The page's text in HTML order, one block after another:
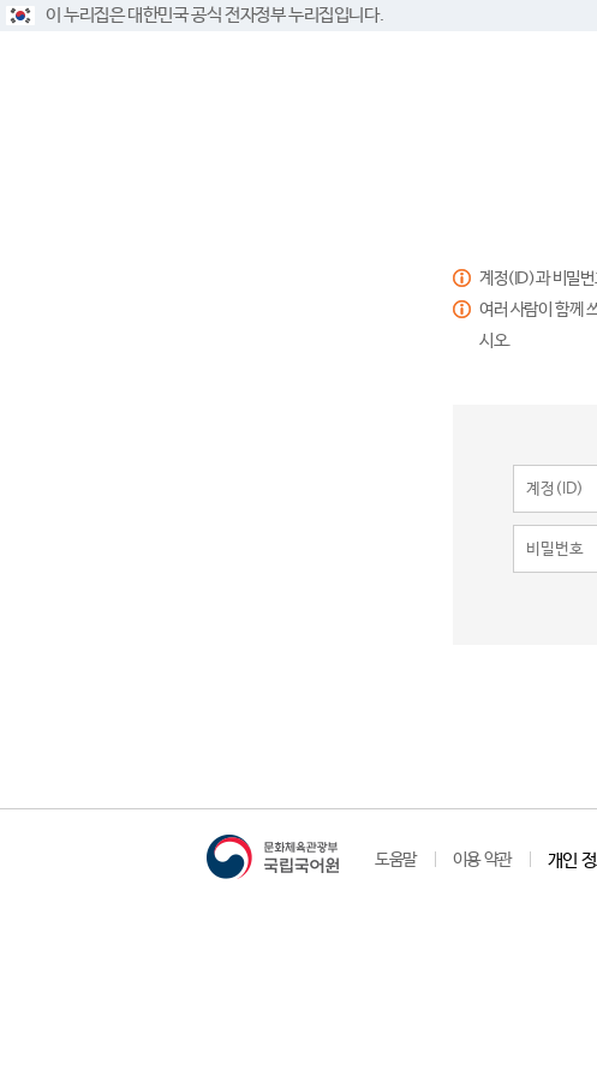
이 누리집은 대한민국 공식 전자정부 누리집입니다.
계정(ID)과 비밀번
여러 사람이 함께
시오.
도움말 이용 약관 개인